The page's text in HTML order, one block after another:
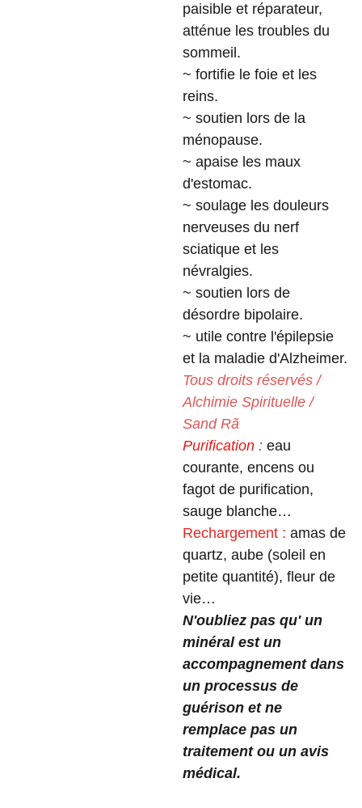
paisible et réparateur,
atténue les troubles du
sommeil.
~ fortifie le foie et les
reins.
~ soutien lors de la
ménopause.
~ apaise les maux
d'estomac.
~ soulage les douleurs
nerveuses du nerf
sciatique et les
névralgies.
~ soutien lors de
désordre bipolaire.
~ utile contre l'épilepsie
et la maladie d'Alzheimer.
Tous droits réservés /
Alchimie Spirituelle /
Sand Rã
Purification : eau
courante, encens ou
fagot de purification,
sauge blanche…
Rechargement : amas de
quartz, aube (soleil en
petite quantité), fleur de
vie…
N'oubliez pas qu' un
minéral est un
accompagnement dans
un processus de
guérison et ne
remplace pas un
traitement ou un avis
médical.